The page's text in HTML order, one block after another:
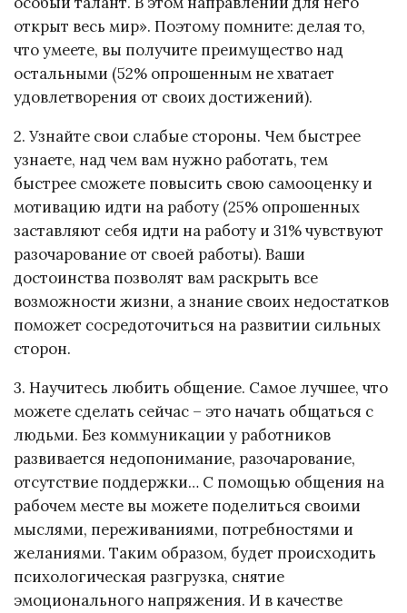
открыт весь мир». Поэтому помните: делая то,
что умеете, вы получите преимущество над
остальными (52% опрошенным не хватает
удовлетворения от своих достижений).
2. Узнайте свои слабые стороны. Чем быстрее
узнаете, над чем вам нужно работать, тем
быстрее сможете повысить свою самооценку и
мотивацию идти на работу (25% опрошенных
заставляют себя идти на работу и 31% чувствуют
разочарование от своей работы). Ваши
достоинства позволят вам раскрыть все
возможности жизни, а знание своих недостатков
поможет сосредоточиться на развитии сильных
сторон.
3. Научитесь любить общение. Самое лучшее, что
можете сделать сейчас – это начать общаться с
людьми. Без коммуникации у работников
развивается недопонимание, разочарование,
отсутствие поддержки… С помощью общения на
рабочем месте вы можете поделиться своими
мыслями, переживаниями, потребностями и
желаниями. Таким образом, будет происходить
психологическая разгрузка, снятие
эмоционального напряжения. И в качестве